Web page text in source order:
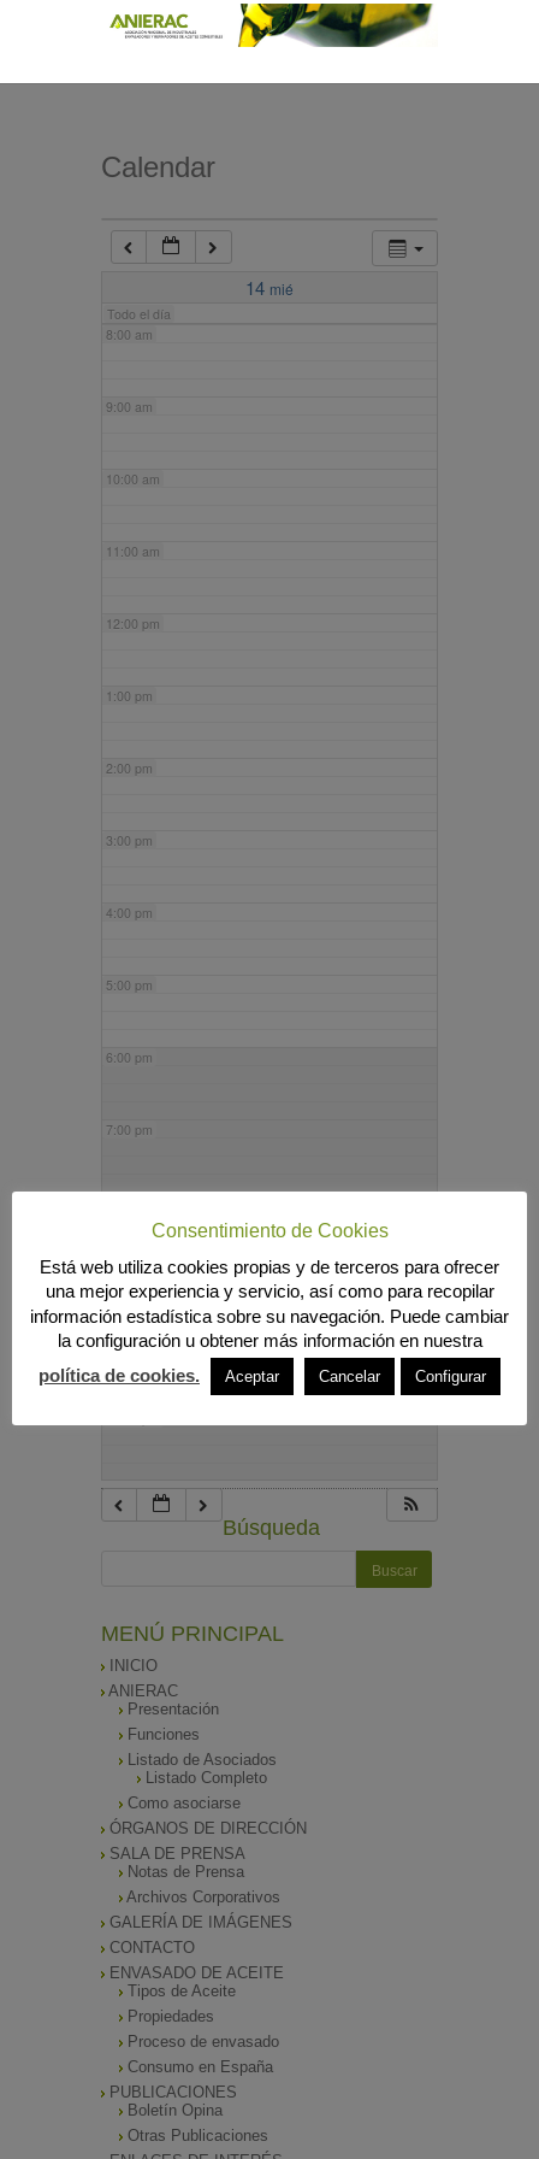
Calendar
14 mié
Todo el día
7:00 am
8:00 am
9:00 am
10:00 am
11:00 am
12:00 pm
1:00 pm
2:00 pm
3:00 pm
4:00 pm
5:00 pm
6:00 pm
7:00 pm
9:00 pm
10:00 pm
Búsqueda
MENÚ PRINCIPAL
INICIO
ANIERAC
Presentación
Funciones
Listado de Asociados
Listado Completo
Como asociarse
ÓRGANOS DE DIRECCIÓN
SALA DE PRENSA
Notas de Prensa
Archivos Corporativos
GALERÍA DE IMÁGENES
CONTACTO
ENVASADO DE ACEITE
Tipos de Aceite
Propiedades
Proceso de envasado
Consumo en España
PUBLICACIONES
Boletín Opina
Otras Publicaciones
Consentimiento de Cookies
Está web utiliza cookies propias y de terceros para ofrecer
una mejor experiencia y servicio, así como para recopilar
información estadística sobre su navegación. Puede cambiar
la configuración u obtener más información en nuestra
política de cookies.
Aceptar Cancelar Configurar